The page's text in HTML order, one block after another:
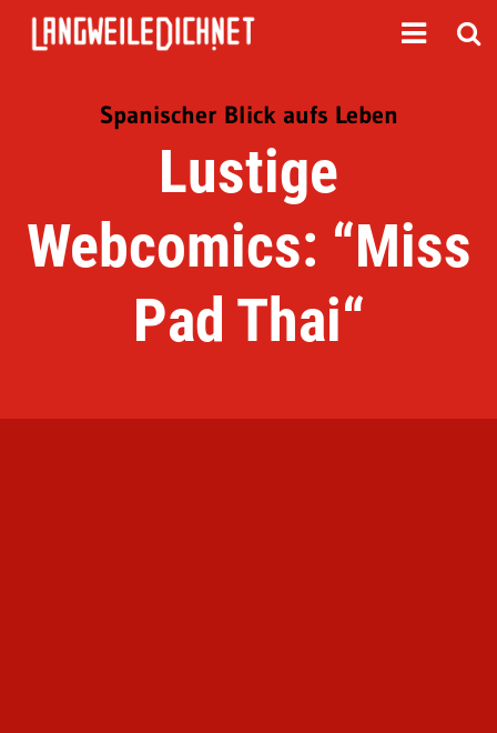
Spanischer Blick aufs Leben
Lustige
Webcomics: “Miss
Pad Thai“